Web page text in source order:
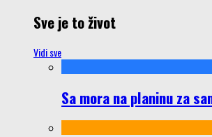
Sve je to život
Vidi sve
Sa mora na planinu za